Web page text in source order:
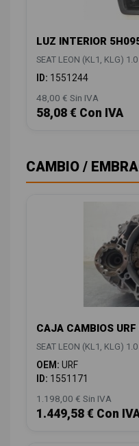
LUZ INTERIOR
SEAT LEON (KL1, KLG) 1.0
ID: 1551244
48,00 € Sin IVA
58,08 € Con IVA
CAMBIO /
CAJA CAMBIOS URF
SEAT LEON (KL1, KLG) 1.0
OEM: URF
ID: 1551171
1.198,00 € Sin IVA
1.449,58 € Con